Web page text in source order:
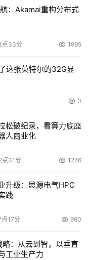
：Akamai重构分布式
点33分 1995
这张英特尔的32G显
0
松破纪录，看算力底座
人商业化
31分 1276
升级：思源电气HPC
践
17分 990
：从云到智，以垂直
工业生产力